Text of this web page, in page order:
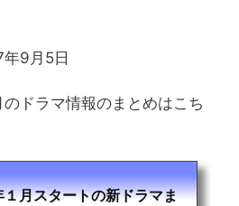
年9月5日
のドラマ情報のまとめはこち
月スタートの新ドラマま